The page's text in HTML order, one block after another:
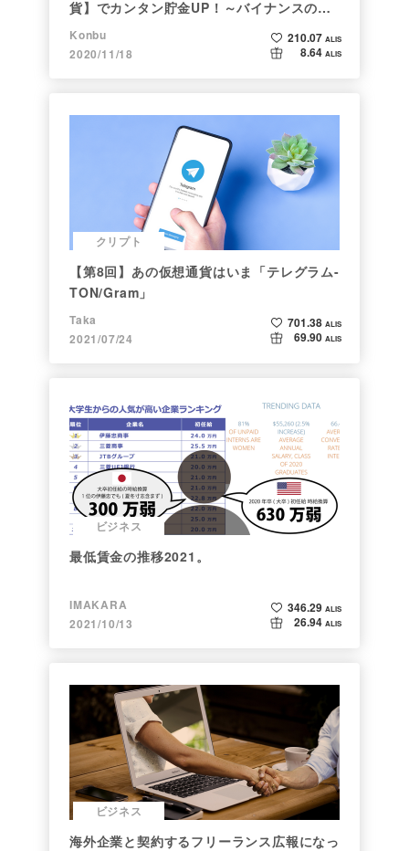
貨】でカンタン貯金UP！～バイナンスの使
い方初心者編～
Konbu
2020/11/18
210.07 ALIS
8.64 ALIS
クリプト
【第8回】あの仮想通貨はいま「テレグラム-
TON/Gram」
Taka
2021/07/24
701.38 ALIS
69.90 ALIS
ビジネス
最低賃金の推移2021。
IMAKARA
2021/10/13
346.29 ALIS
26.94 ALIS
ビジネス
海外企業と契約するフリーランス広報になっ